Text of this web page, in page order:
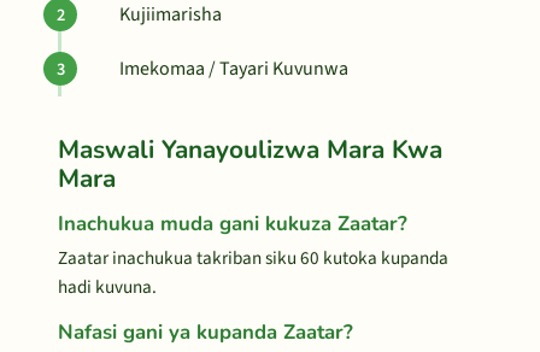
Kujiimarisha
Imekomaa / Tayari Kuvunwa
Maswali Yanayoulizwa Mara Kwa
Mara
Inachukua muda gani kukuza Zaatar?
Zaatar inachukua takriban siku 60 kutoka kupanda
hadi kuvuna.
Nafasi gani ya kupanda Zaatar?